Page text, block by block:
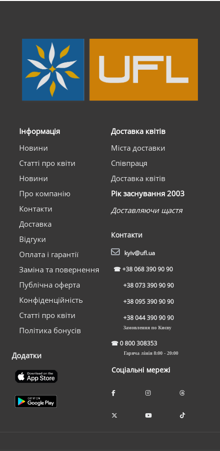
Інформація
Новини
Статті про квіти
Новини
Про компанію
Контакти
Доставка
Відгуки
Оплата і гарантії
Заміна та повернення
Публічна оферта
Конфіденційність
Статті про квіти
Політика бонусів
Додатки
Доставка квітів
Міста доставки
Співпраця
Доставка квітів
Рік заснування 2003
Доставляючи щастя
Контакти
kyiv@ufl.ua
☎+38 068 390 90 90
+38 073 390 90 90
+38 095 390 90 90
+38 044 390 90 90
Замовлення по Києву
☎0 800 308353
Гаряча лінія 8:00 - 20:00
Соціальні мережі